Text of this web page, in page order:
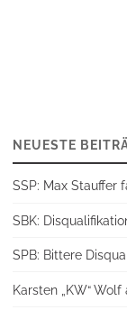
NEUESTE
SSP: Max Stauffer
SBK:
SPB: Bittere
Karsten „KW“